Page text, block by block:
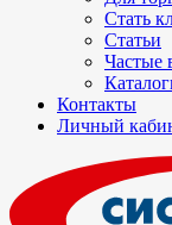
Стать
Статьи
Частые
Контакты
Личный